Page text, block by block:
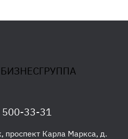
500-33-31
, проспект Карла Маркса, д.